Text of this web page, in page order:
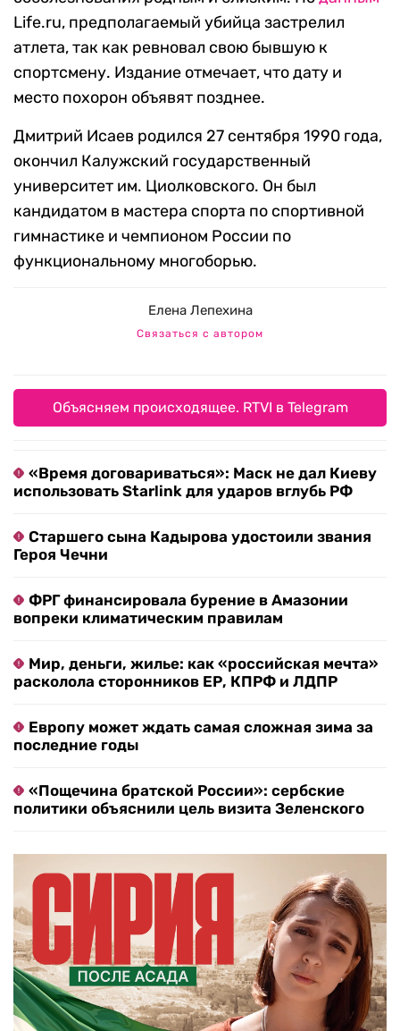
Life.ru, предполагаемый убийца застрелил
атлета, так как ревновал свою бывшую к
спортсмену. Издание отмечает, что дату и
место похорон объявят позднее.
Дмитрий Исаев родился 27 сентября 1990 года,
окончил Калужский государственный
университет им. Циолковского. Он был
кандидатом в мастера спорта по спортивной
гимнастике и чемпионом России по
функциональному многоборью.
Елена Лепехина
Связаться с автором
Объясняем происходящее. RTVI в Telegram
«Время договариваться»: Маск не дал Киеву
использовать Starlink для ударов вглубь РФ
Старшего сына Кадырова удостоили звания
Героя Чечни
ФРГ финансировала бурение в Амазонии
вопреки климатическим правилам
Мир, деньги, жилье: как «российская мечта»
расколола сторонников ЕР, КПРФ и ЛДПР
Европу может ждать самая сложная зима за
последние годы
«Пощечина братской России»: сербские
политики объяснили цель визита Зеленского